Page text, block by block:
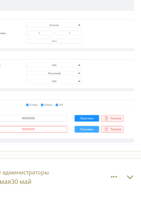
администраторы
30 май